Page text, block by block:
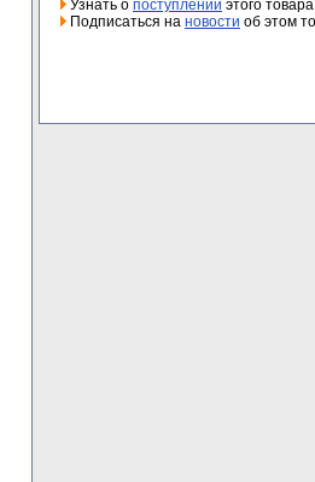
Узнать о поступлении этого
Подписаться на новости об этом